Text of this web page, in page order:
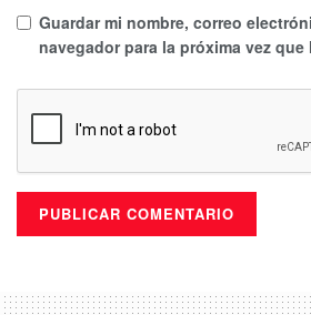
Guardar mi nombre, correo
navegador para la próxima vez